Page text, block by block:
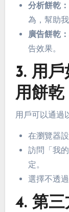
分析餅乾：
為，幫助
廣告餅乾：
告效果。
3. 用
用餅乾
用戶可以通過
在瀏覽器
訪問「我
定。
選擇不透
4. 第